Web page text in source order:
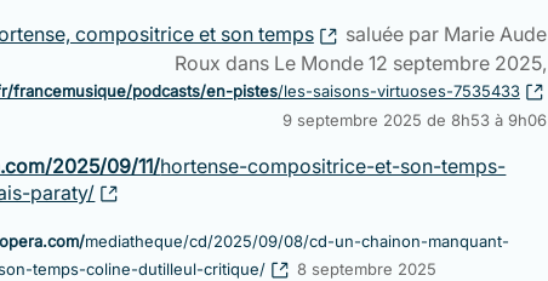
compositrice et son temps
saluée par Marie Aude
Roux dans Le Monde 12 septembre 2025,
francemusique/podcasts/en-pistes/les-saisons-virtuoses-7535433
9 septembre 2025 de 8h53 à 9h06
2025/09/11/hortense-compositrice-et-son-temps-
paraty/
mediatheque/cd/2025/09/08/cd-un-chainon-manquant-
temps-coline-dutilleul-critique/
8 septembre 2025